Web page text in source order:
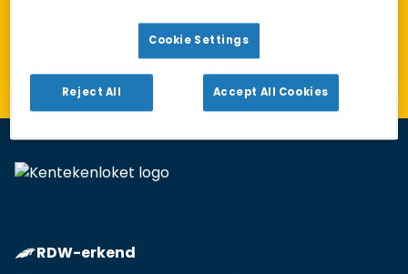
Toon alleen geopende loketten
RDW-erkend
Cookie Settings
Reject All Accept All Cookies